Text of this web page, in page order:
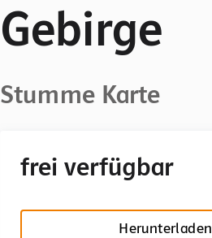
Gebirge
Stumme Karte
frei verfügbar
Herunterladen